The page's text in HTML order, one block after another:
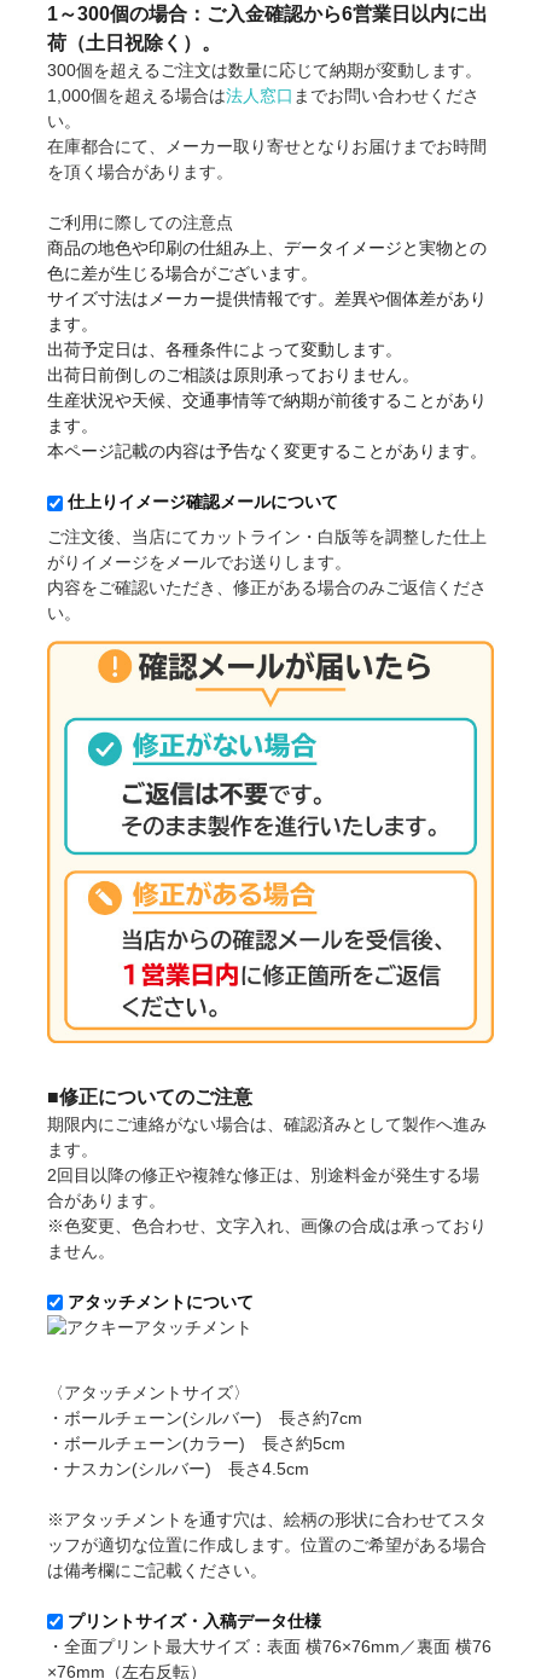
1～300個の場合：ご入金確認から6営業日以内に出
荷（土日祝除く）。
300個を超えるご注文は数量に応じて納期が変動します。
1,000個を超える場合は法人窓口 までお問い合わせくださ
い。
在庫都合にて、メーカー取り寄せとなりお届けまでお時間
を頂く場合があります。
ご利用に際しての注意点
商品の地色や印刷の仕組み上、データイメージと実物との
色に差が生じる場合がございます。
サイズ寸法はメーカー提供情報です。差異や個体差があり
ます。
出荷予定日は、各種条件によって変動します。
出荷日前倒しのご相談は原則承っておりません。
生産状況や天候、交通事情等で納期が前後することがあり
ます。
本ページ記載の内容は予告なく変更することがあります。
仕上りイメージ確認メールについて
ご注文後、当店にてカットライン・白版等を調整した仕上
がりイメージをメールでお送りします。
内容をご確認いただき、修正がある場合のみご返信くださ
い。
■修正についてのご注意
期限内にご連絡がない場合は、確認済みとして製作へ進み
ます。
2回目以降の修正や複雑な修正は、別途料金が発生する場
合があります。
※色変更、色合わせ、文字入れ、画像の合成は承っており
ません。
アタッチメントについて
〈アタッチメントサイズ〉
・ボールチェーン(シルバー) 長さ約7cm
・ボールチェーン(カラー) 長さ約5cm
・ナスカン(シルバー) 長さ4.5cm
※アタッチメントを通す穴は、絵柄の形状に合わせてスタ
ッフが適切な位置に作成します。位置のご希望がある場合
は備考欄にご記載ください。
プリントサイズ・入稿データ仕様
・全面プリント最大サイズ：表面 横76×76mm／裏面 横76
×76mm（左右反転）